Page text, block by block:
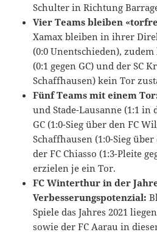
Schulter in Richtung
Vier Teams bleiben
Xamax bleiben in ihrer
(0:0 Unentschieden),
(0:1 gegen GC) und der SC
Schaffhausen) kein Tor
Fünf Teams mit einem
und Stade-Lausanne (1:1 in
GC (1:0-Sieg über den FC
Schaffhausen (1:0-Sieg
der FC Chiasso (1:3-Pleite
erzielen je ein Tor.
FC Winterthur in der
Verbesserungspotenzial:
Spiele das Jahres 2021
sowie der FC Aarau in